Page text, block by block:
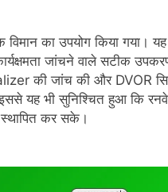
का उपयोग किया गया। यह
जांचने वाले सटीक
की जांच की और DVOR
यह भी सुनिश्चित हुआ कि
कर सके।